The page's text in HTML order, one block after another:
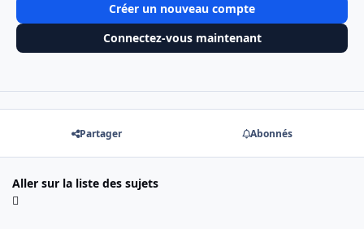
Créer un nouveau compte
Connectez-vous maintenant
Partager Abonnés
Aller sur la liste des sujets